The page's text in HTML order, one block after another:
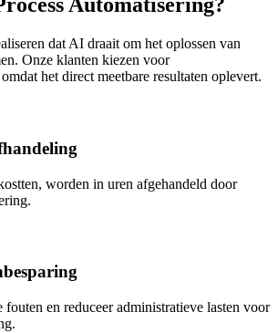
Automatisering?
dat AI draait om het oplossen van
Onze klanten kiezen voor
het direct meetbare resultaten oplevert.
worden in uren afgehandeld door
en reduceer administratieve lasten voor